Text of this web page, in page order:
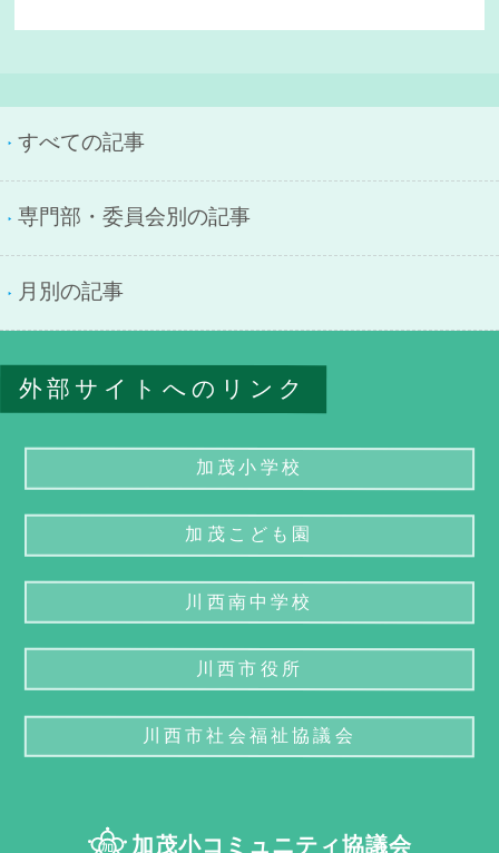
すべての記事
専門部・委員会別の記事
月別の記事
加茂小コミュニティ協議会
外部サイトへのリンク
加茂小学校
加茂こども園
川西南中学校
川西市役所
川西市社会福祉協議会